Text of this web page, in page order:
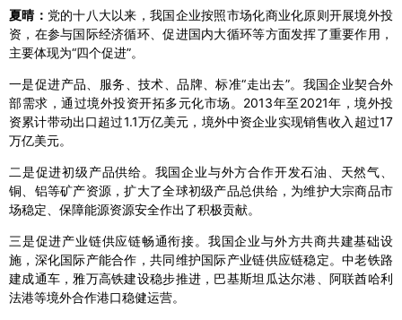
夏晴： 党的十八大以来，我国企业按照市场化商业化原则开展境外投
资，在参与国际经济循环、促进国内大循环等方面发挥了重要作用，
主要体现为“四个促进”。
一是促进产品、服务、技术、品牌、标准“走出去”。我国企业契合外
部需求，通过境外投资开拓多元化市场。2013年至2021年，境外投
资累计带动出口超过1.1万亿美元，境外中资企业实现销售收入超过17
万亿美元。
二是促进初级产品供给。我国企业与外方合作开发石油、天然气、
铜、铝等矿产资源，扩大了全球初级产品总供给，为维护大宗商品市
场稳定、保障能源资源安全作出了积极贡献。
三是促进产业链供应链畅通衔接。我国企业与外方共商共建基础设
施，深化国际产能合作，共同维护国际产业链供应链稳定。中老铁路
建成通车，雅万高铁建设稳步推进，巴基斯坦瓜达尔港、阿联酋哈利
法港等境外合作港口稳健运营。